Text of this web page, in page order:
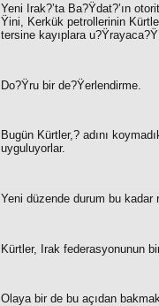
Yeni Irak?’ta Ba?Ÿdat?’ın
Ÿini, Kerkük petrollerinin
tersine kayıplara
Do?Ÿru bir de?Ÿerlendirme.
Bugün Kürtler,? adını
uyguluyorlar.
Yeni düzende durum bu kadar
Kürtler, Irak federasyonunun
Olaya bir de bu açıdan